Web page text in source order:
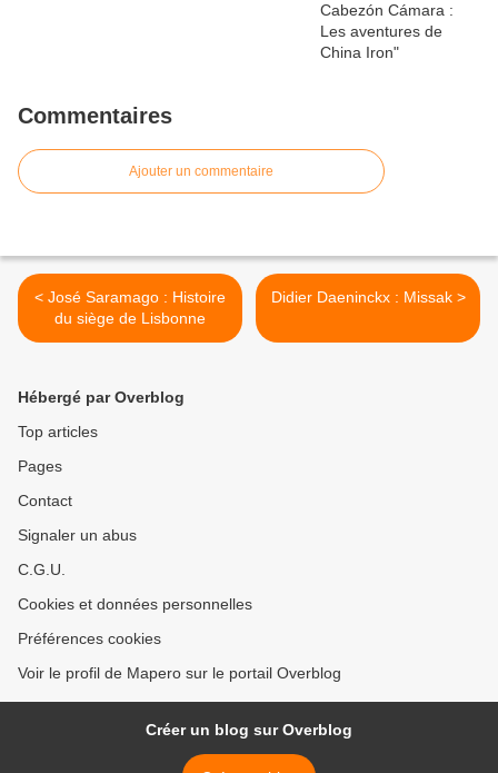
Commentaires
Ajouter un commentaire
< José Saramago : Histoire
du siège de Lisbonne
Didier Daeninckx : Missak >
Hébergé par Overblog
Top articles
Pages
Contact
Signaler un abus
C.G.U.
Cookies et données personnelles
Préférences cookies
Voir le profil de Mapero sur le portail Overblog
Créer un blog sur Overblog